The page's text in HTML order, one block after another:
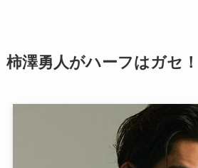
柿澤勇人がハーフはガセ！